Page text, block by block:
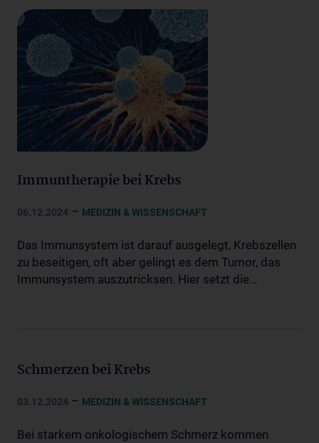
Immuntherapie bei Krebs
06.12.2024 – MEDIZIN & WISSENSCHAFT
Das Immunsystem ist darauf ausgelegt, Krebszellen
zu beseitigen, oft aber gelingt es dem Tumor, das
Immunsystem auszutricksen. Hier setzt die…
Schmerzen bei Krebs
03.12.2024 – MEDIZIN & WISSENSCHAFT
Bei starkem onkologischem Schmerz kommen